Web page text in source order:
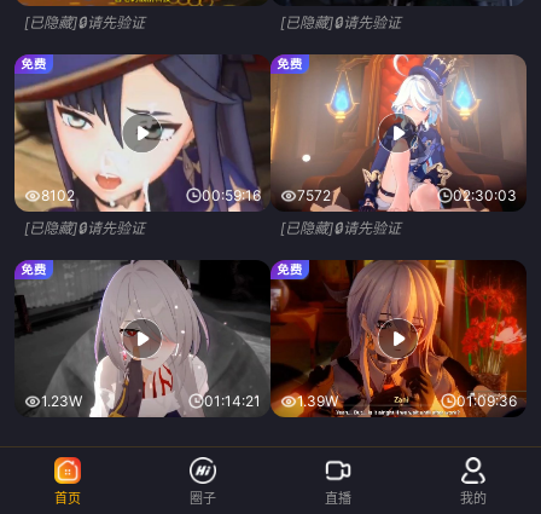
[已隐藏]🔒请先验证
[已隐藏]🔒请先验证
8102
00:59:16
[已隐藏]🔒请先验证
7572
02:30:03
[已隐藏]🔒请先验证
1.23W
01:14:21
1.39W
01:09:36
首页 圈子 直播 我的